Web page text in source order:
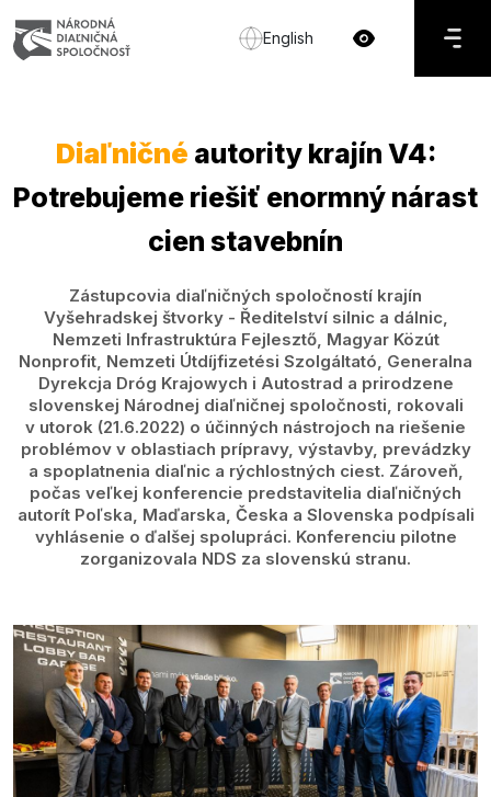
English
Diaľničné autority krajín V4:
Potrebujeme riešiť enormný nárast
cien stavebnín
Zástupcovia diaľničných spoločností krajín
Vyšehradskej štvorky - Ředitelství silnic a dálnic,
Nemzeti Infrastruktúra Fejlesztő, Magyar Közút
Nonprofit, Nemzeti Útdíjfizetési Szolgáltató, Generalna
Dyrekcja Dróg Krajowych i Autostrad a prirodzene
slovenskej Národnej diaľničnej spoločnosti, rokovali
v utorok (21.6.2022) o účinných nástrojoch na riešenie
problémov v oblastiach prípravy, výstavby, prevádzky
a spoplatnenia diaľnic a rýchlostných ciest. Zároveň,
počas veľkej konferencie predstavitelia diaľničných
autorít Poľska, Maďarska, Česka a Slovenska podpísali
vyhlásenie o ďalšej spolupráci. Konferenciu pilotne
zorganizovala NDS za slovenskú stranu.